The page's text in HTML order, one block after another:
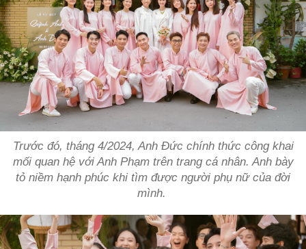
Trước đó, tháng 4/2024, Anh Đức chính thức công khai
mối quan hệ với Anh Phạm trên trang cá nhân. Anh bày
tỏ niềm hạnh phúc khi tìm được người phụ nữ của đời
mình.